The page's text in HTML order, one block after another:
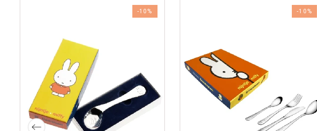
-10% -10%